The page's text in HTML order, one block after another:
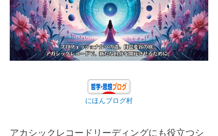
にほんブログ村
アカシックレコードリーディングにも役立つシ